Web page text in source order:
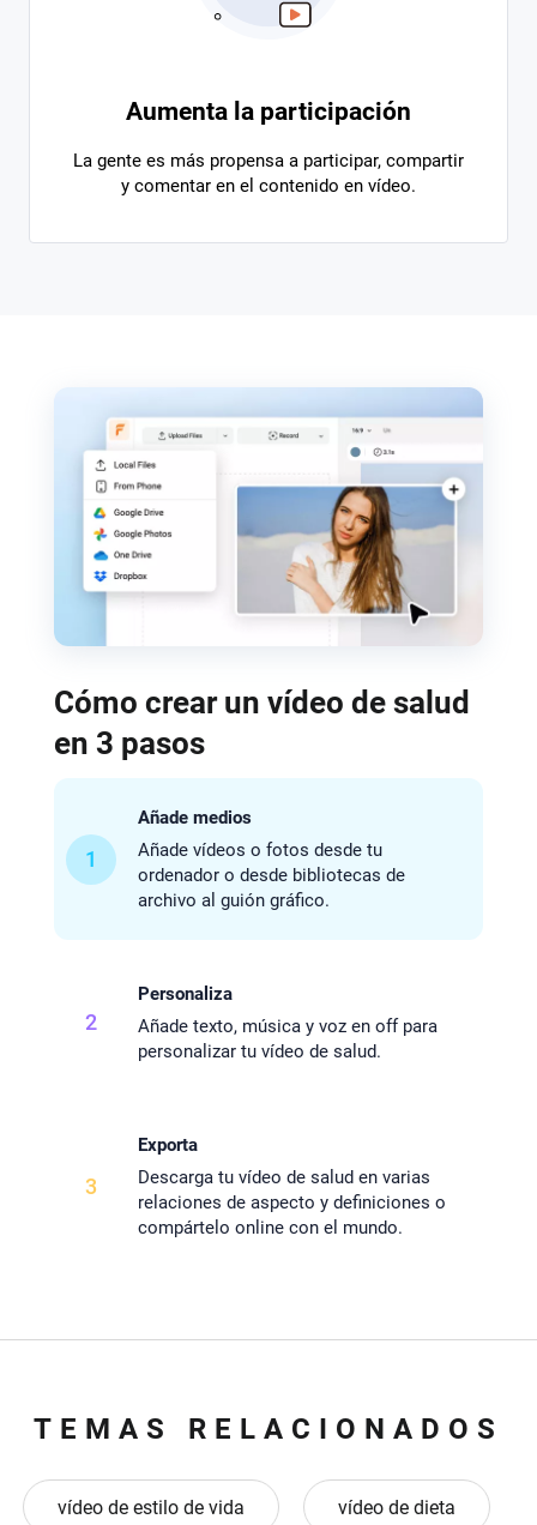
Aumenta la participación
La gente es más propensa a participar, compartir
y comentar en el contenido en vídeo.
Cómo crear un vídeo de salud
en 3 pasos
1
Añade medios
Añade vídeos o fotos desde tu
ordenador o desde bibliotecas de
archivo al guión gráfico.
2
Personaliza
Añade texto, música y voz en off para
personalizar tu vídeo de salud.
3
Exporta
Descarga tu vídeo de salud en varias
relaciones de aspecto y definiciones o
compártelo online con el mundo.
TEMAS RELACIONADOS
vídeo de estilo de vida vídeo de dieta